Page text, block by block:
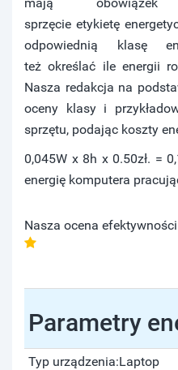
sprzęcie etykietę
odpowiednią klasę
też określać ile energii
Nasza redakcja na
oceny klasy i
sprzętu, podając koszty
0,045W x 8h x 0.50zł. =
energię komputera
Nasza ocena
Parametry
Typ urządzenia:Laptop